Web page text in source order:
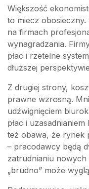
Większość
to miecz
na firmach
wynagradzania.
płac i rzetelne
dłuższej
Z drugiej strony,
prawne wzrosną.
udźwignięciem
płac i
też obawa, że rynek
– pracodawcy będą
zatrudnianiu
„brudno” może